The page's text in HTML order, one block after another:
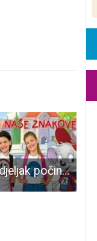
U ponedjeljak počinje škola – povećajte oprez na cesti!